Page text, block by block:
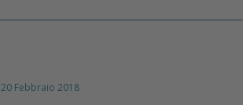
Febbraio 2018